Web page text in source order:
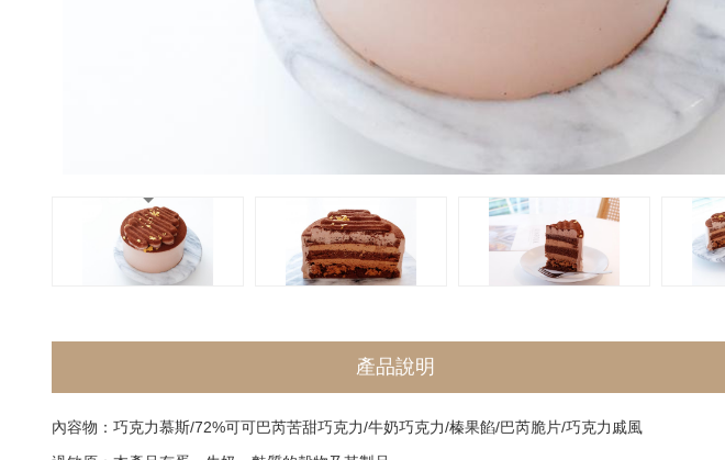
產品說明
內容物：巧克力慕斯/72%可可巴芮苦甜巧克力/牛奶巧克力/榛果餡/巴芮脆片/巧克力戚風